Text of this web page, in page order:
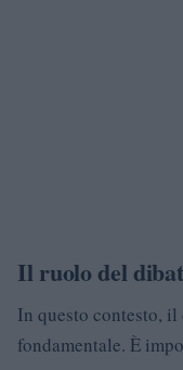
Il ruolo del
In questo contesto,
fondamentale. È